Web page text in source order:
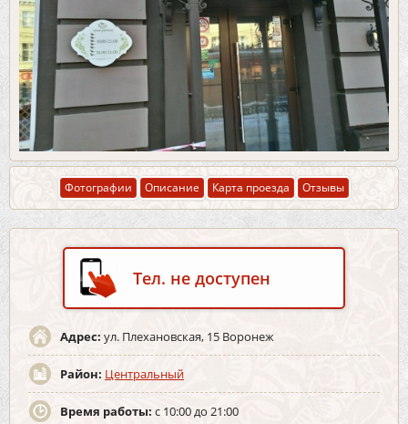
Фотографии Описание Карта проезда Отзывы
Тел. не доступен
Адрес: ул. Плехановская, 15 Воронеж
Район: Центральный
Время работы: с 10:00 до 21:00